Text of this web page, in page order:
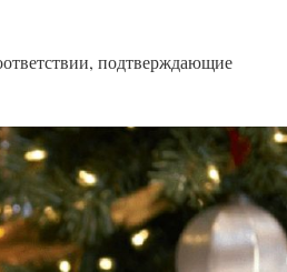
подтверждающие